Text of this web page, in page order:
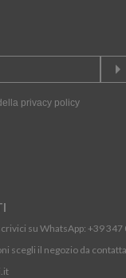
privacy policy
su WhatsApp: +39 347
scegli il negozio da